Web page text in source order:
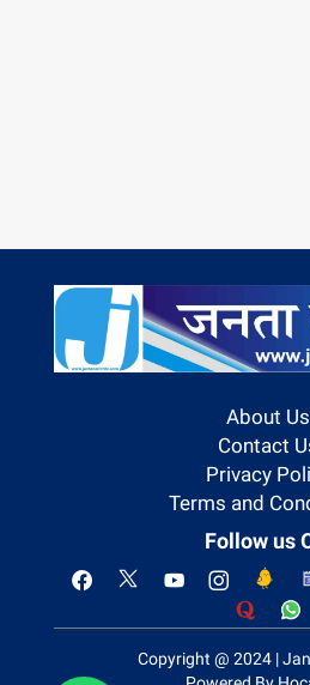
About Us
Contact
Privacy
Terms and
Follow us
Copyright @ 2024 |